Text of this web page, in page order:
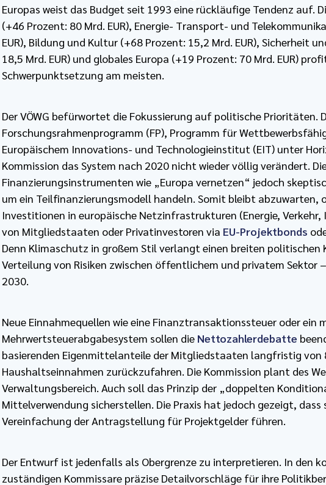
Europas weist das Budget seit 1993 eine rückläufige Tendenz auf.
(+46 Prozent: 80 Mrd. EUR), Energie- Transport- und
EUR), Bildung und Kultur (+68 Prozent: 15,2 Mrd. EUR), Sicherheit
18,5 Mrd. EUR) und globales Europa (+19 Prozent: 70 Mrd. EUR)
Schwerpunktsetzung am meisten.
Der VÖWG befürwortet die Fokussierung auf politische Prioritäten.
Forschungsrahmenprogramm (FP), Programm für
Europäischem Innovations- und Technologieinstitut (EIT) unter
Kommission das System nach 2020 nicht wieder völlig verändert.
Finanzierungsinstrumenten wie „Europa vernetzen“ jedoch
um ein Teilfinanzierungsmodell handeln. Somit bleibt abzuwarten,
Investitionen in europäische Netzinfrastrukturen (Energie, Verkehr,
von Mitgliedstaaten oder Privatinvestoren via EU-Projektbonds
Denn Klimaschutz in großem Stil verlangt einen breiten politischen
Verteilung von Risiken zwischen öffentlichem und privatem Sektor
2030.
Neue Einnahmequellen wie eine Finanztransaktionssteuer oder ein
Mehrwertsteuerabgabesystem sollen die Nettozahlerdebatte
basierenden Eigenmittelanteile der Mitgliedstaaten langfristig von
Haushaltseinnahmen zurückzufahren. Die Kommission plant des
Verwaltungsbereich. Auch soll das Prinzip der „doppelten
Mittelverwendung sicherstellen. Die Praxis hat jedoch gezeigt,
Vereinfachung der Antragstellung für Projektgelder führen.
Der Entwurf ist jedenfalls als Obergrenze zu interpretieren. In den
zuständigen Kommissare präzise Detailvorschläge für ihre